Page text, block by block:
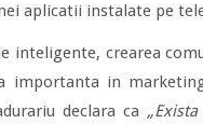
aplicatii instalate pe
inteligente, crearea
importanta in
declara ca